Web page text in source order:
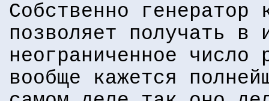
Собственно генератор
позволяет получать в
неограниченное
вообще кажется